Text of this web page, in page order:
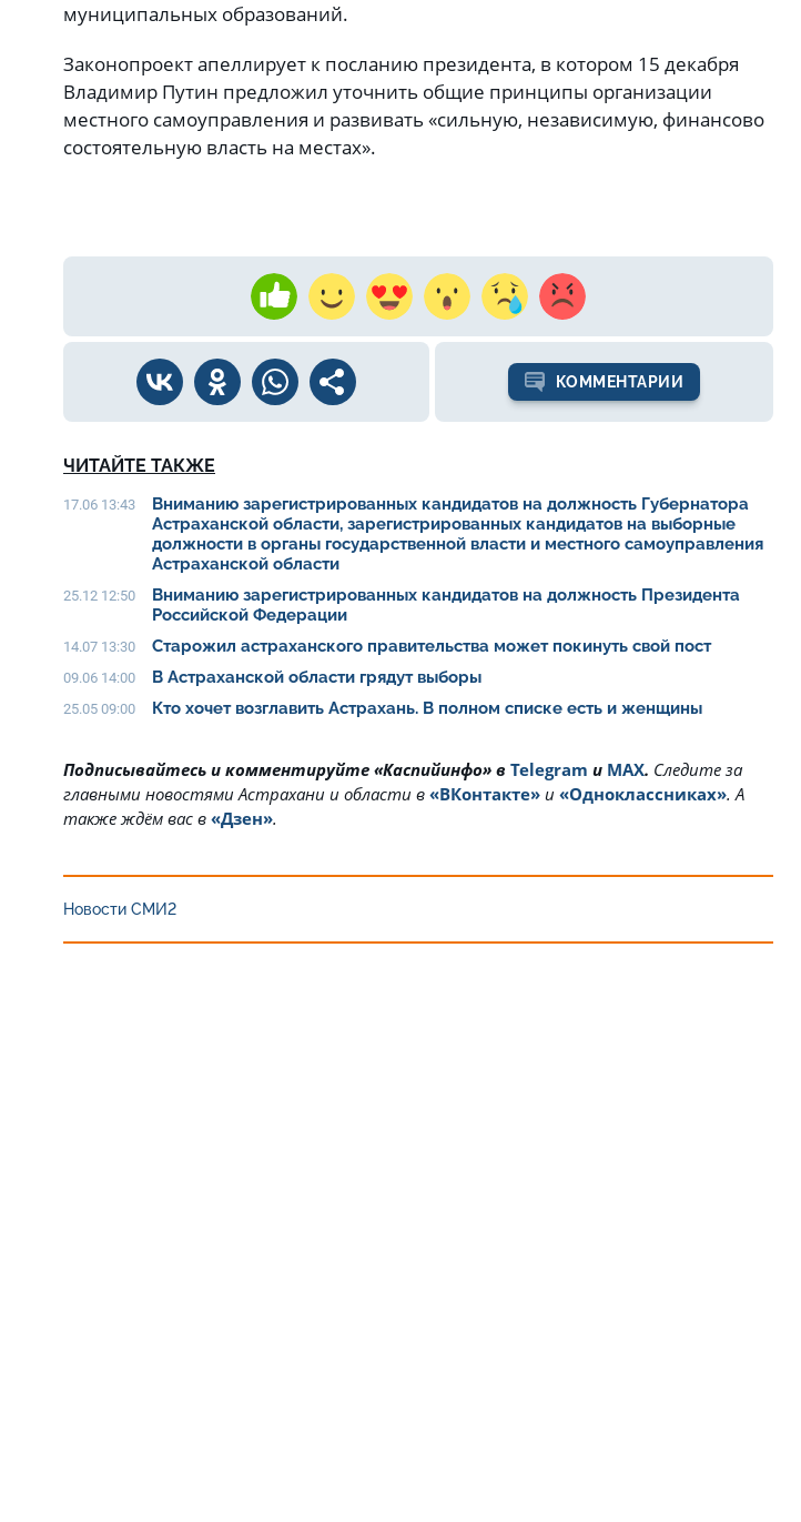
муниципальных образований.
Законопроект апеллирует к посланию президента, в котором 15 декабря
Владимир Путин предложил уточнить общие принципы организации
местного самоуправления и развивать «сильную, независимую, финансово
состоятельную власть на местах».
КОММЕНТАРИИ
ЧИТАЙТЕ ТАКЖЕ
17.06 13:43
Вниманию зарегистрированных кандидатов на должность Губернатора
Астраханской области, зарегистрированных кандидатов на выборные
должности в органы государственной власти и местного самоуправления
Астраханской области
25.12 12:50
Вниманию зарегистрированных кандидатов на должность Президента
Российской Федерации
14.07 13:30 Старожил астраханского правительства может покинуть свой пост
09.06 14:00 В Астраханской области грядут выборы
25.05 09:00 Кто хочет возглавить Астрахань. В полном списке есть и женщины
Подписывайтесь и комментируйте «Каспийинфо» в Telegram и MAX. Cледите за
главными новостями Астрахани и области в «ВКонтакте» и «Одноклассниках». А
также ждём вас в «Дзен».
Новости СМИ2